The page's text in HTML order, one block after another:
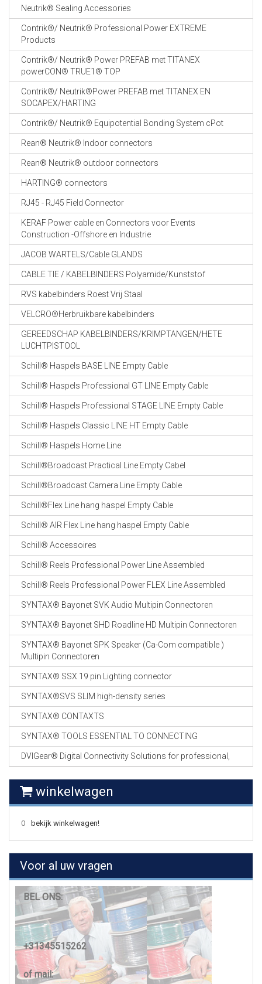
Neutrik® Sealing Accessories
Contrik®/ Neutrik® Professional Power EXTREME
Products
Contrik®/ Neutrik® Power PREFAB met TITANEX
powerCON® TRUE1® TOP
Contrik®/ Neutrik®Power PREFAB met TITANEX EN
SOCAPEX/HARTING
Contrik®/ Neutrik® Equipotential Bonding System cPot
Rean® Neutrik® Indoor connectors
Rean® Neutrik® outdoor connectors
HARTING® connectors
RJ45 - RJ45 Field Connector
KERAF Power cable en Connectors voor Events
Construction -Offshore en Industrie
JACOB WARTELS/Cable GLANDS
CABLE TIE / KABELBINDERS Polyamide/Kunststof
RVS kabelbinders Roest Vrij Staal
VELCRO®Herbruikbare kabelbinders
GEREEDSCHAP KABELBINDERS/KRIMPTANGEN/HETE
LUCHTPISTOOL
Schill® Haspels BASE LINE Empty Cable
Schill® Haspels Professional GT LINE Empty Cable
Schill® Haspels Professional STAGE LINE Empty Cable
Schill® Haspels Classic LINE HT Empty Cable
Schill® Haspels Home Line
Schill®Broadcast Practical Line Empty Cabel
Schill®Broadcast Camera Line Empty Cable
Schill®Flex Line hang haspel Empty Cable
Schill® AIR Flex Line hang haspel Empty Cable
Schill® Accessoires
Schill® Reels Professional Power Line Assembled
Schill® Reels Professional Power FLEX Line Assembled
SYNTAX® Bayonet SVK Audio Multipin Connectoren
SYNTAX® Bayonet SHD Roadline HD Multipin Connectoren
SYNTAX® Bayonet SPK Speaker (Ca-Com compatible )
Multipin Connectoren
SYNTAX® SSX 19 pin Lighting connector
SYNTAX®SVS SLIM high-density series
SYNTAX® CONTAXTS
SYNTAX® TOOLS ESSENTIAL TO CONNECTING
DVIGear® Digital Connectivity Solutions for professional,
winkelwagen
0 bekijk winkelwagen!
Voor al uw vragen
BEL ONS:
+31345515262
of mail: